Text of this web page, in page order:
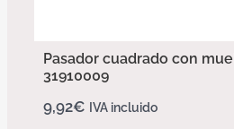
Pasador cuadrado con
31910009
9,92€ IVA incluido